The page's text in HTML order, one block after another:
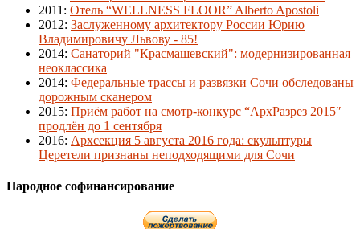
2011 : Отель “WELLNESS FLOOR” Alberto Apostoli
2012: Заслуженному архитектору России Юрию
Владимировичу Львову - 85!
2014: Санаторий "Красмашевский": модернизированная
неоклассика
2014: Федеральные трассы и развязки Сочи обследованы
дорожным сканером
2015: Приём работ на смотр-конкурс “АрхРазрез 2015″
продлён до 1 сентября
2016: Архсекция 5 августа 2016 года: скульптуры
Церетели признаны неподходящими для Сочи
Народное софинансирование